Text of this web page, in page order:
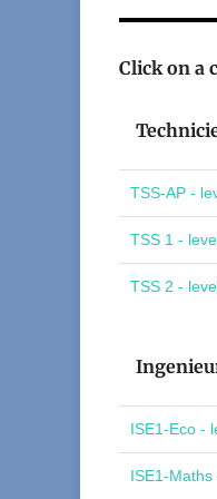
Click on a
TSS-AP -
TSS 1 -
TSS 2 -
ISE1-Eco -
ISE1-Maths